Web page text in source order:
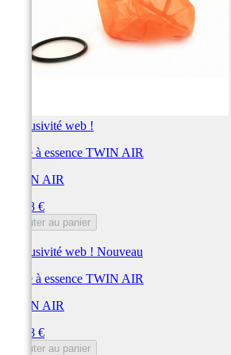
Exclusivité web !
Filtre à essence TWIN AIR
TWIN AIR
27,78 €
Ajouter au panier
Exclusivité web ! Nouveau
Filtre à essence TWIN AIR
TWIN AIR
27,78 €
Ajouter au panier